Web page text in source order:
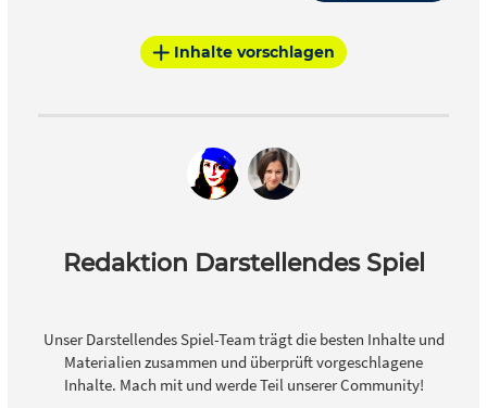
Inhalte vorschlagen
Redaktion Darstellendes Spiel
Unser Darstellendes Spiel-Team trägt die besten Inhalte und
Materialien zusammen und überprüft vorgeschlagene
Inhalte. Mach mit und werde Teil unserer Community!